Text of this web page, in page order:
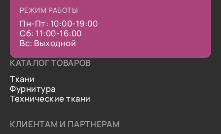
РЕЖИМ РАБОТЫ
Пн-Пт: 10:00-19:00
Сб: 11:00-16:00
Вс: Выходной
КАТАЛОГ ТОВАРОВ
Ткани
Фурнитура
Технические ткани
КЛИЕНТАМ И ПАРТНЕРАМ